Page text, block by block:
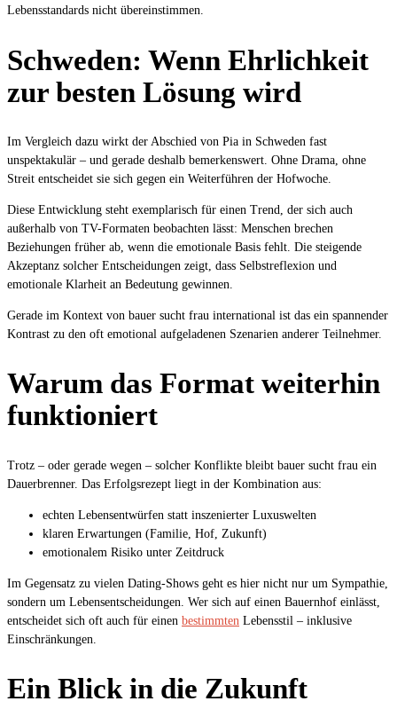
Lebensstandards nicht übereinstimmen.
Schweden: Wenn Ehrlichkeit
zur besten Lösung wird
Im Vergleich dazu wirkt der Abschied von Pia in Schweden fast
unspektakulär – und gerade deshalb bemerkenswert. Ohne Drama, ohne
Streit entscheidet sie sich gegen ein Weiterführen der Hofwoche.
Diese Entwicklung steht exemplarisch für einen Trend, der sich auch
außerhalb von TV-Formaten beobachten lässt: Menschen brechen
Beziehungen früher ab, wenn die emotionale Basis fehlt. Die steigende
Akzeptanz solcher Entscheidungen zeigt, dass Selbstreflexion und
emotionale Klarheit an Bedeutung gewinnen.
Gerade im Kontext von bauer sucht frau international ist das ein spannender
Kontrast zu den oft emotional aufgeladenen Szenarien anderer Teilnehmer.
Warum das Format weiterhin
funktioniert
Trotz – oder gerade wegen – solcher Konflikte bleibt bauer sucht frau ein
Dauerbrenner. Das Erfolgsrezept liegt in der Kombination aus:
echten Lebensentwürfen statt inszenierter Luxuswelten
klaren Erwartungen (Familie, Hof, Zukunft)
emotionalem Risiko unter Zeitdruck
Im Gegensatz zu vielen Dating-Shows geht es hier nicht nur um Sympathie,
sondern um Lebensentscheidungen. Wer sich auf einen Bauernhof einlässt,
entscheidet sich oft auch für einen bestimmten Lebensstil – inklusive
Einschränkungen.
Ein Blick in die Zukunft